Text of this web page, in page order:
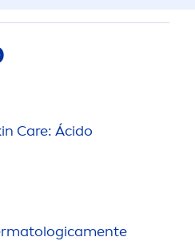
Care: Ácido
mente